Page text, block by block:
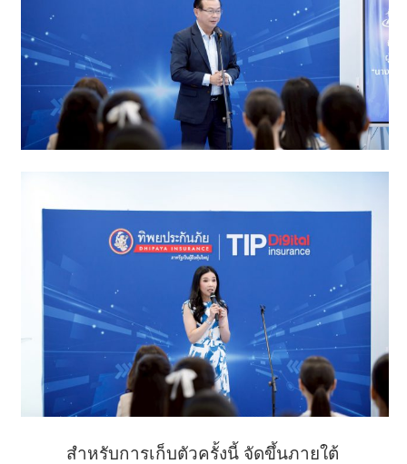
สำหรับการเก็บตัวครั้งนี้ จัดขึ้นภายใต้